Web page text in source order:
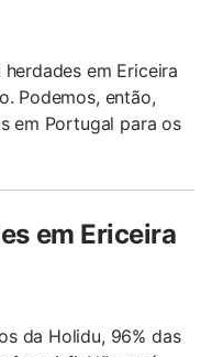
em Ericeira
Podemos, então,
em Portugal para os
em Ericeira
da Holidu, 96% das